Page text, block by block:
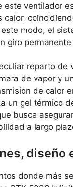
este ventilador
calor,
modo, el
giro
reparto de
de vapor y
de calor
un gel térmico
busca
a largo
diseño
donde más